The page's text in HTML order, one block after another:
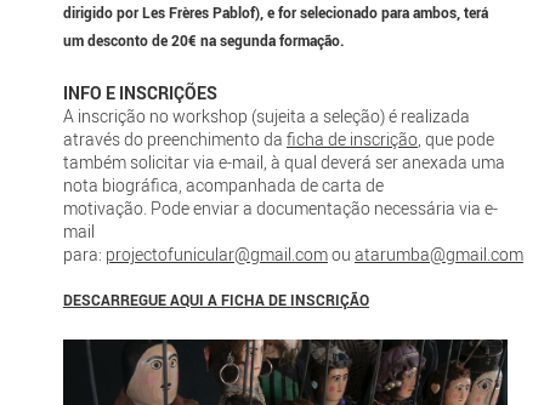
dirigido por Les Frères Pablof), e for selecionado para ambos, terá
um desconto de 20€ na segunda formação.
INFO E INSCRIÇÕES
A inscrição no workshop (sujeita a seleção) é realizada
através do preenchimento da ficha de inscrição, que pode
também solicitar via e-mail, à qual deverá ser anexada uma
nota biográfica, acompanhada de carta de
motivação. Pode enviar a documentação necessária via e-
mail
para: projectofunicular@gmail.comou atarumba@gmail.com
DESCARREGUE AQUI A FICHA DE INSCRIÇÃO